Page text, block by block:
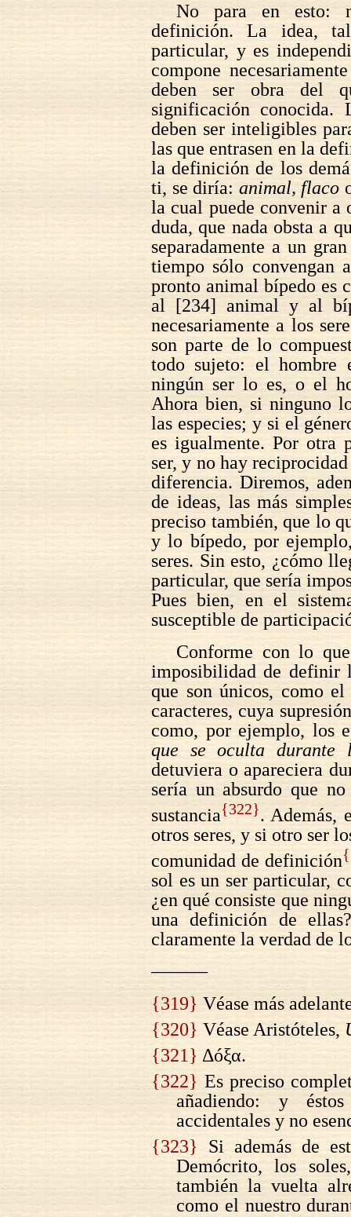
No para en esto:
definición. La idea,
particular, y es
compone
deben ser obra del
significación conocida.
deben ser inteligibles
las que entrasen en la
la definición de los
ti, se diría: animal, flaco
la cual puede convenir a
duda, que nada obsta a
separadamente a un
tiempo sólo convengan
pronto animal bípedo es
al [234] animal y al
necesariamente a los
son parte de lo
todo sujeto: el hombre
ningún ser lo es, o el
Ahora bien, si ninguno
las especies; y si el
es igualmente. Por otra
ser, y no hay
diferencia. Diremos,
de ideas, las más
preciso también, que lo
y lo bípedo, por
seres. Sin esto, ¿cómo
particular, que sería
Pues bien, en el
susceptible de
Conforme con lo
imposibilidad de definir
que son únicos, como
caracteres, cuya
como, por ejemplo, los
que se oculta durante
detuviera o apareciera
sería un absurdo que
sustancia{322}. Además,
otros seres, y si otro ser
comunidad de definición
sol es un ser particular,
¿en qué consiste que
una definición de
claramente la verdad de
———
{319} Véase más
{320} Véase Aristóteles,
{321} Δóξα.
{322} Es preciso
añadiendo: y
accidentales y no
{323} Si además de
Demócrito, los
también la vuelta
como el nuestro